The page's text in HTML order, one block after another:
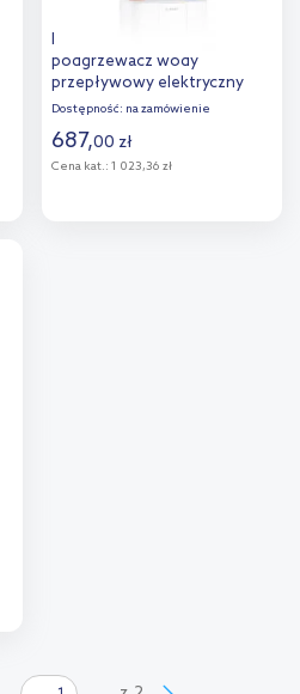
Bosch Tronic TR4000 8 EB
podgrzewacz wody
przepływowy elektryczny
7736504694
Dostępność: na zamówienie
687,00 zł
Cena kat.: 1 023,36 zł